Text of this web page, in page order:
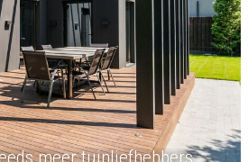
meer tuinliefhebbers